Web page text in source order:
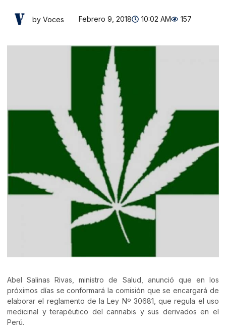
by Voces Febrero 9, 2018 10:02 AM 157
Abel Salinas Rivas, ministro de Salud, anunció que en los
próximos días se conformará la comisión que se encargará de
elaborar el reglamento de la Ley Nº 30681, que regula el uso
medicinal y terapéutico del cannabis y sus derivados en el
Perú.